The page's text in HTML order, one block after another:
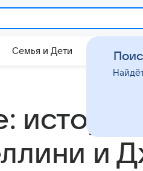
Семья и Дети
и